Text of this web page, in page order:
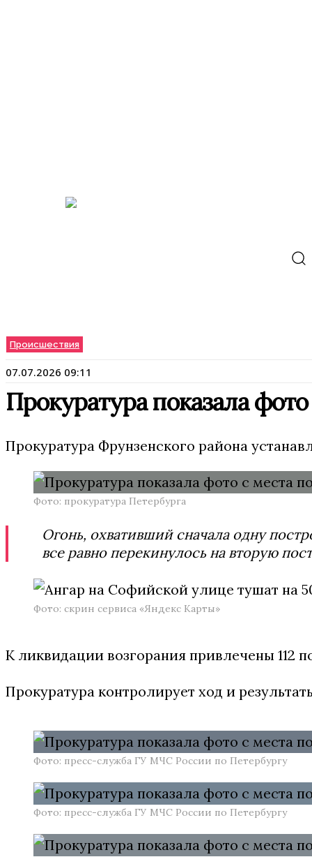
Происшествия
07.07.2026 09:11
Прокуратура показала
Прокуратура Фрунзенского района
Фото: прокуратура Петербурга
Огонь, охвативший сначала одну
все равно перекинулось на вторую
Фото: скрин сервиса «Яндекс Карты»
К ликвидации возгорания привлечены 112
Прокуратура контролирует ход и
Фото: пресс-служба ГУ МЧС России по Петербургу
Фото: пресс-служба ГУ МЧС России по Петербургу